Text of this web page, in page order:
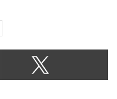
・トゥ・ミー・マーロ
/ Listen to Me
ついて、スティーヴ
ー監督が語った。
の黙示録』『ゴッドフ